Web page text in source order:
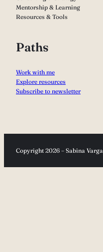
Mentorship & Learning
Resources & Tools
Paths
Work with me
Explore resources
Subscribe to newsletter
Copyright 2026 – Sabina Varga